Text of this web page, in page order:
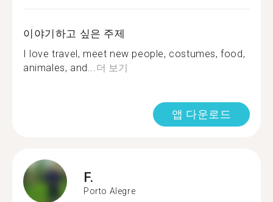
이야기하고 싶은 주제
I love travel, meet new people, costumes, food,
animales, and...더 보기
앱 다운로드
F.
Porto Alegre